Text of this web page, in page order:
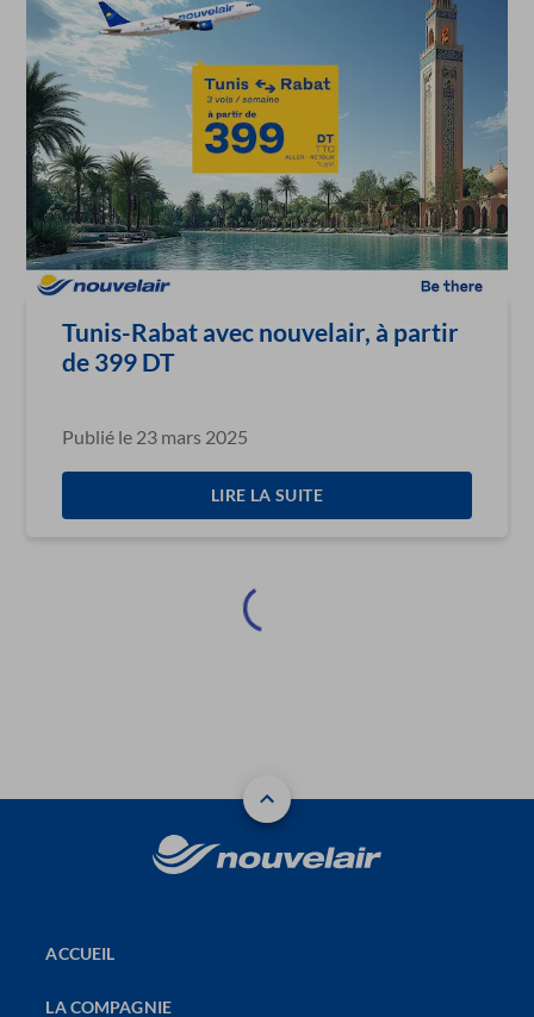
Tunis-Rabat avec nouvelair, à partir
de 399 DT
Publié le 23 mars 2025
LIRE LA SUITE
ACCUEIL
LA COMPAGNIE